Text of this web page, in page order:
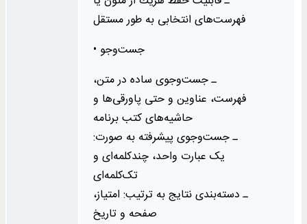
فهرست‌های انتخابی به طور مستقل
• جست‌وجو
ـ جست‌وجوی ساده در متن،
فهرست، عناوین و حتی پاورقی‌ها و
حاشیه‌های كتب برنامه
ـ جست‌وجوی پیشرفته به صورت:
یک عبارت واحد، چندکلمه‌ای و
تک‌کلمه‌ای
ـ دسته‌بندی نتایج به ترتیب: امتیاز،
صفحه و تاریخ